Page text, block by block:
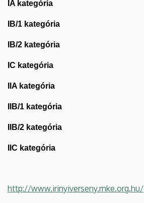
IA kategória
IB/1 kategória
IB/2 kategória
IC kategória
IIA kategória
IIB/1 kategória
IIB/2 kategória
IIC kategória
http://www.irinyiverseny.mke.org.hu/